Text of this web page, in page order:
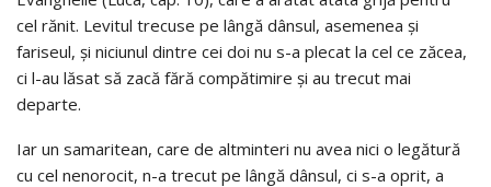
cel rănit. Levitul trecuse pe lângă dânsul, asemenea şi
fariseul, şi niciunul dintre cei doi nu s-a plecat la cel ce zăcea,
ci l-au lăsat să zacă fără compătimire şi au trecut mai
departe.
Iar un samaritean, care de altminteri nu avea nici o legătură
cu cel nenorocit, n-a trecut pe lângă dânsul, ci s-a oprit, a